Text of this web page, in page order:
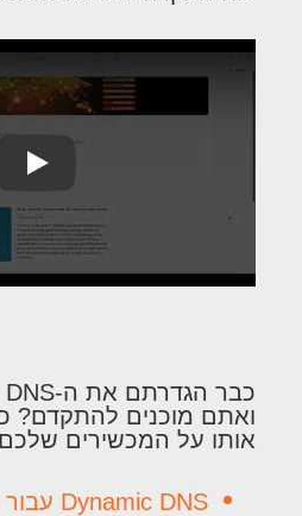
Play
ואתם מוכנים להתקדם?
אותו על המכשירים
Dynamic DNS עבור Windows